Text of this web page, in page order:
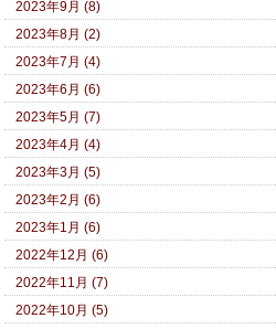
2023年9月 (8)
2023年8月 (2)
2023年7月 (4)
2023年6月 (6)
2023年5月 (7)
2023年4月 (4)
2023年3月 (5)
2023年2月 (6)
2023年1月 (6)
2022年12月 (6)
2022年11月 (7)
2022年10月 (5)